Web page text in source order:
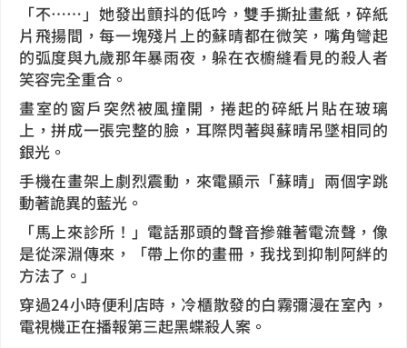
「不……」她發出顫抖的低吟，雙手撕扯畫紙，碎紙
片飛揚間，每一塊殘片上的蘇晴都在微笑，嘴角彎起
的弧度與九歲那年暴雨夜，躲在衣櫥縫看見的殺人者
笑容完全重合。
畫室的窗戶突然被風撞開，捲起的碎紙片貼在玻璃
上，拼成一張完整的臉，耳際閃著與蘇晴吊墜相同的
銀光。
手機在畫架上劇烈震動，來電顯示「蘇晴」兩個字跳
動著詭異的藍光。
「馬上來診所！」電話那頭的聲音摻雜著電流聲，像
是從深淵傳來，「帶上你的畫冊，我找到抑制阿絆的
方法了。」
穿過24小時便利店時，冷櫃散發的白霧彌漫在室內，
電視機正在播報第三起黑蝶殺人案。